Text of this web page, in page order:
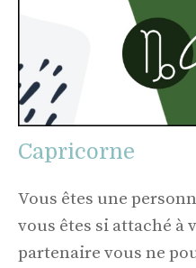
Capricorne
Vous êtes une
vous êtes si attaché à
partenaire vous ne